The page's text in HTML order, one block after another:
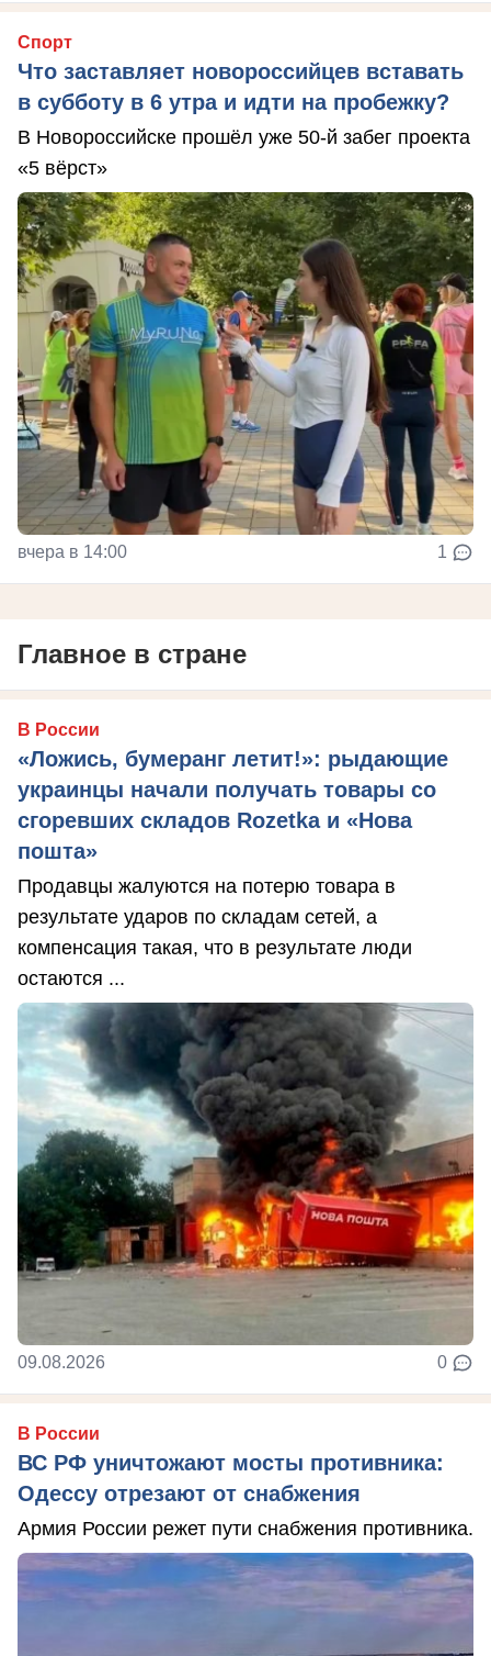
Спорт
Что заставляет новороссийцев вставать
в субботу в 6 утра и идти на пробежку?
В Новороссийске прошёл уже 50-й забег проекта
«5 вёрст»
вчера в 14:00 1
Главное в стране
В России
«Ложись, бумеранг летит!»: рыдающие
украинцы начали получать товары со
сгоревших складов Rozetka и «Нова
пошта»
Продавцы жалуются на потерю товара в
результате ударов по складам сетей, а
компенсация такая, что в результате люди
остаются ...
09.08.2026 0
В России
ВС РФ уничтожают мосты противника:
Одессу отрезают от снабжения
Армия России режет пути снабжения противника.